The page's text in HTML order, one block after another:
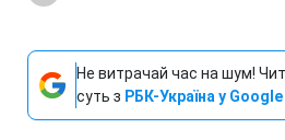
Не витрачай час на шум!
суть з РБК-Україна у Google